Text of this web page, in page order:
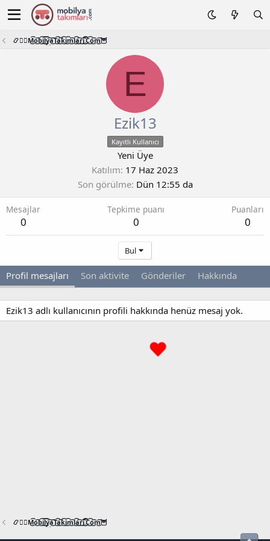
📿🧙‍♂️M͜͡o͜͡b͜͡i͜͡l͜͡y͜͡a͜͡T͜͡a͜͡k͜͡i͜͡m͜͡l͜͡a͜͡r͜͡i͜͡.͜͡C͜͡o͜͡m͜͡🦉
E
Ezik13
Kayıtlı Kullanıcı
Yeni Üye
Katılım 17 Haz 2023
Son görülme Dün 12:55 da
Mesajlar
0
Tepkime puanı
0
Puanları
0
Bul
Profil mesajları Son aktivite Gönderiler Hakkında
Ezik13 adlı kullanıcının profili hakkında henüz mesaj yok.
📿🧙‍♂️M͜͡o͜͡b͜͡i͜͡l͜͡y͜͡a͜͡T͜͡a͜͡k͜͡i͜͡m͜͡l͜͡a͜͡r͜͡i͜͡.͜͡C͜͡o͜͡m͜͡🦉